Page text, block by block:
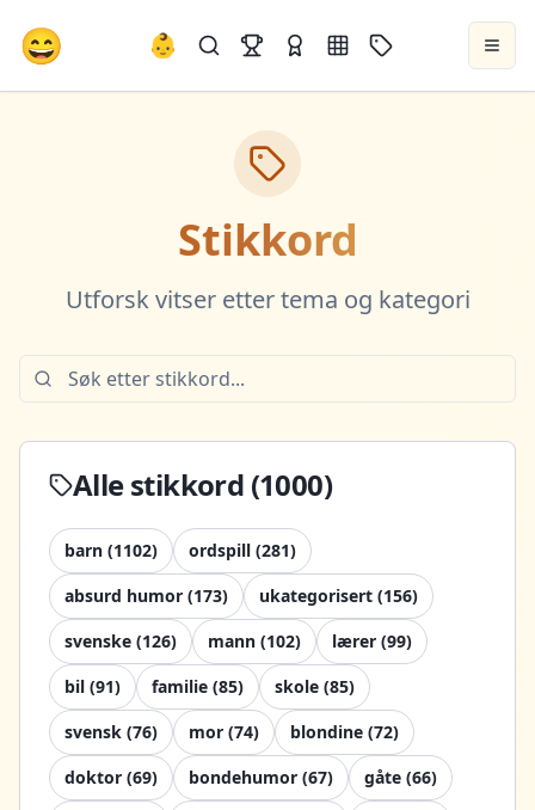
😄 👶
Stikkord
Utforsk vitser etter tema og kategori
Alle stikkord (1000)
barn (1102) ordspill (281)
absurd humor (173) ukategorisert (156)
svenske (126) mann (102) lærer (99)
bil (91) familie (85) skole (85)
svensk (76) mor (74) blondine (72)
doktor (69) bondehumor (67) gåte (66)